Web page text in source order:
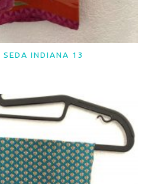
LER MAIS
SEDA INDIANA 13